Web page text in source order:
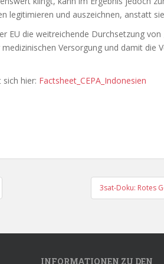
legitimieren und auszeichnen, anstatt
EU die weitreichende Durchsetzung von
Versorgung und damit die
hier: Factsheet_CEPA_Indonesien
3sat-Doku: Rotes
INFORMATIONEN ZU DEN